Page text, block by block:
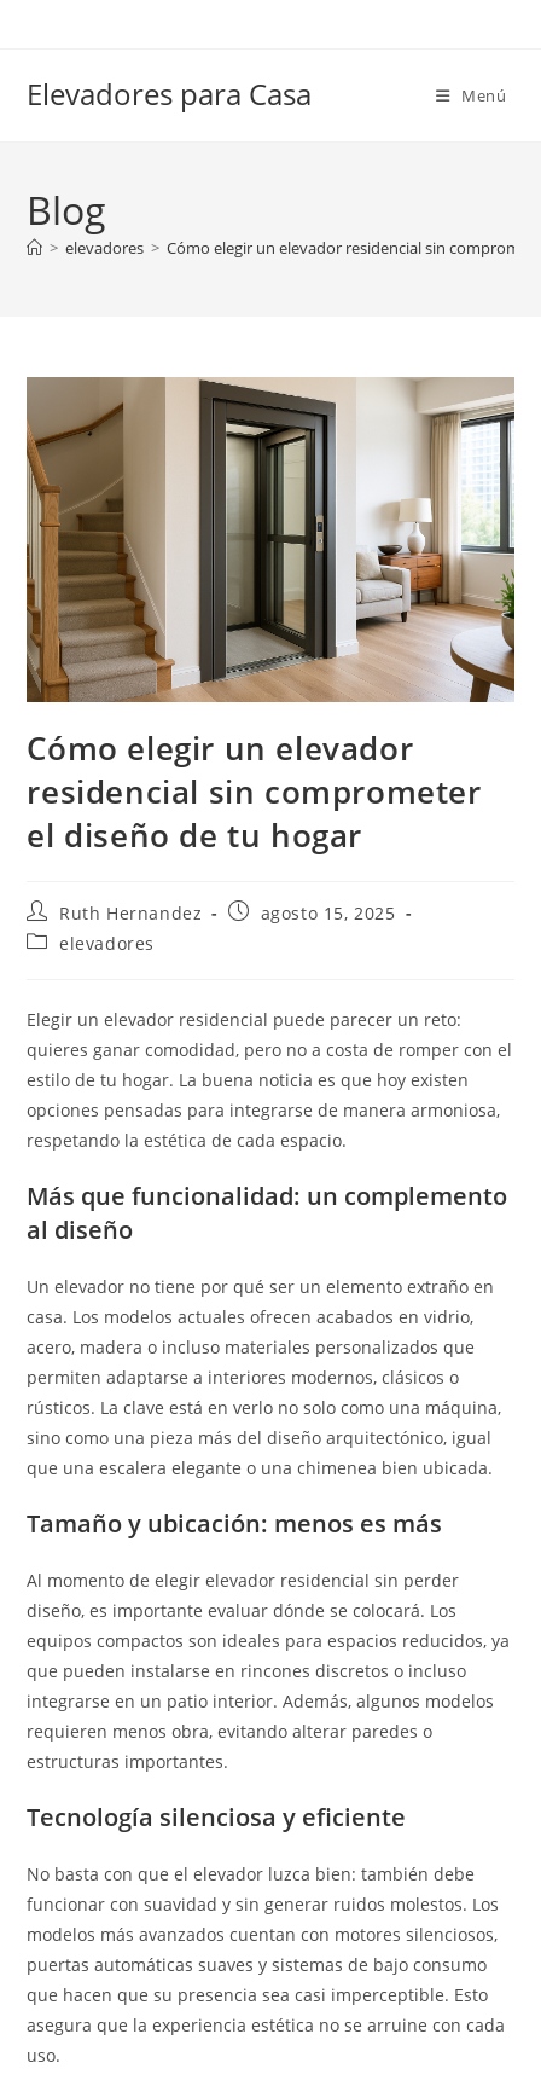
Elevadores para Casa Menú
Blog
> elevadores > Cómo elegir un elevador residencial sin
Cómo elegir un elevador
residencial sin comprometer
el diseño de tu hogar
Autor
de
la
Ruth Hernandez
Publicación
agosto 15, 2025
Categoría
entrada:
elevadores
Elegir un elevador residencial puede parecer un reto:
quieres ganar comodidad, pero no a costa de romper con el
estilo de tu hogar. La buena noticia es que hoy existen
opciones pensadas para integrarse de manera armoniosa,
respetando la estética de cada espacio.
Más que funcionalidad: un complemento
al diseño
Un elevador no tiene por qué ser un elemento extraño en
casa. Los modelos actuales ofrecen acabados en vidrio,
acero, madera o incluso materiales personalizados que
permiten adaptarse a interiores modernos, clásicos o
rústicos. La clave está en verlo no solo como una máquina,
sino como una pieza más del diseño arquitectónico, igual
que una escalera elegante o una chimenea bien ubicada.
Tamaño y ubicación: menos es más
Al momento de elegir elevador residencial sin perder
diseño, es importante evaluar dónde se colocará. Los
equipos compactos son ideales para espacios reducidos, ya
que pueden instalarse en rincones discretos o incluso
integrarse en un patio interior. Además, algunos modelos
requieren menos obra, evitando alterar paredes o
estructuras importantes.
Tecnología silenciosa y eficiente
No basta con que el elevador luzca bien: también debe
funcionar con suavidad y sin generar ruidos molestos. Los
modelos más avanzados cuentan con motores silenciosos,
puertas automáticas suaves y sistemas de bajo consumo
que hacen que su presencia sea casi imperceptible. Esto
asegura que la experiencia estética no se arruine con cada
uso.